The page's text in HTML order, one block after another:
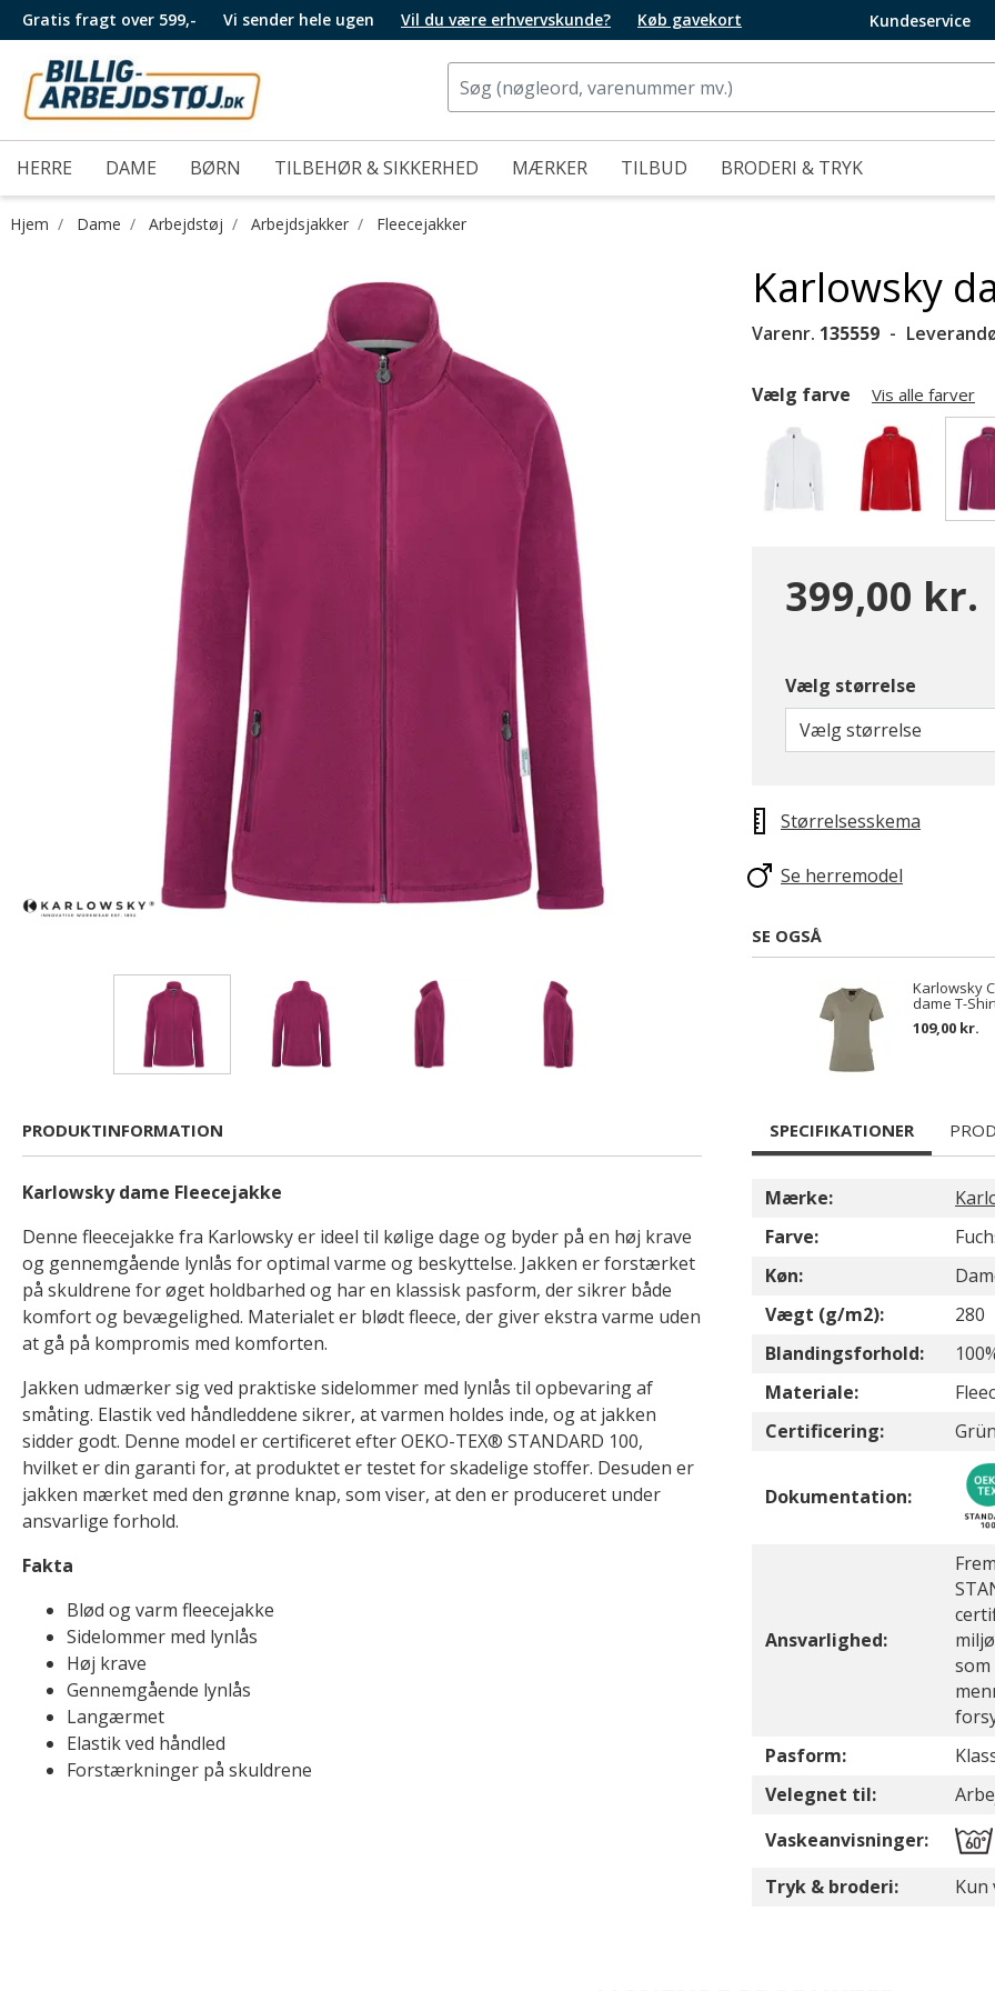
Gratis fragt over 599,- Vi sender hele ugen Vil du være erhvervskunde? Køb gavekort Kundeservice
HERRE DAME BØRN TILBEHØR & SIKKERHED MÆRKER TILBUD BRODERI & TRYK
Hjem Dame Arbejdstøj Arbejdsjakker Fleecejakker
Karlowsky
Varenr. 135559
Vælg farve Vis alle farver
399,00 kr.
Vælg størrelse
Vælg størrelse
Størrelsesskema
Se herremodel
SE OGSÅ
Karlowsky
dame T-
109,00 kr.
PRODUKTINFORMATION
Karlowsky dame Fleecejakke
Denne fleecejakke fra Karlowsky er ideel til kølige dage og byder på en høj krave
og gennemgående lynlås for optimal varme og beskyttelse. Jakken er forstærket
på skuldrene for øget holdbarhed og har en klassisk pasform, der sikrer både
komfort og bevægelighed. Materialet er blødt fleece, der giver ekstra varme uden
at gå på kompromis med komforten.
Jakken udmærker sig ved praktiske sidelommer med lynlås til opbevaring af
småting. Elastik ved håndleddene sikrer, at varmen holdes inde, og at jakken
sidder godt. Denne model er certificeret efter OEKO-TEX® STANDARD 100,
hvilket er din garanti for, at produktet er testet for skadelige stoffer. Desuden er
jakken mærket med den grønne knap, som viser, at den er produceret under
ansvarlige forhold.
Fakta
Blød og varm fleecejakke
Sidelommer med lynlås
Høj krave
Gennemgående lynlås
Langærmet
Elastik ved håndled
Forstærkninger på skuldrene
SPECIFIKATIONER
Mærke:
Farve:
Køn:
Vægt (g/m2):
280
Blandingsforhold:
Materiale:
Certificering:
Dokumentation:
Ansvarlighed:
Pasform:
Velegnet til:
Vaskeanvisninger:
Tryk & broderi:
Kun